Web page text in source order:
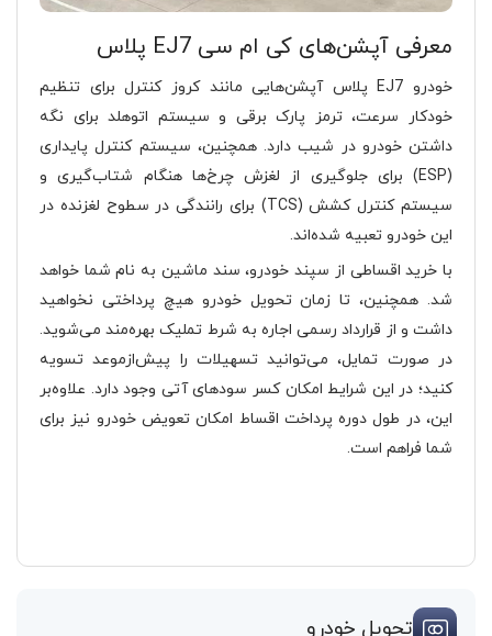
معرفی آپشن‌های کی ام سی EJ7 پلاس
خودرو EJ7 پلاس آپشن‌هایی مانند کروز کنترل برای تنظیم
خودکار سرعت، ترمز پارک برقی و سیستم اتوهلد برای نگه
داشتن خودرو در شیب‌ دارد. همچنین، سیستم کنترل پایداری
(ESP) برای جلوگیری از لغزش چرخ‌ها هنگام شتاب‌گیری و
سیستم کنترل کشش (TCS) برای رانندگی در سطوح لغزنده در
این خودرو تعبیه شده‌اند.
با خرید اقساطی از سپند خودرو، سند ماشین به نام شما خواهد
شد. همچنین، تا زمان تحویل خودرو هیچ پرداختی نخواهید
داشت و از قرارداد رسمی اجاره به شرط تملیک بهره‌مند می‌شوید.
در صورت تمایل، می‌توانید تسهیلات را پیش‌ازموعد تسویه
کنید؛ در این شرایط امکان کسر سودهای آتی وجود دارد. علاوه‌بر
این، در طول دوره پرداخت اقساط امکان تعویض خودرو نیز برای
شما فراهم است.
تحویل خودرو